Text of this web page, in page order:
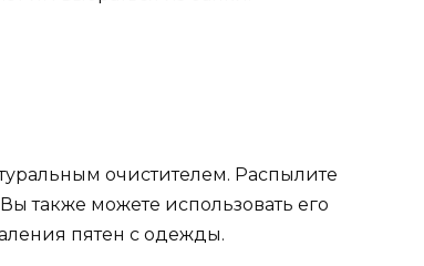
очистителем. Распылите
также можете использовать его
пятен с одежды.